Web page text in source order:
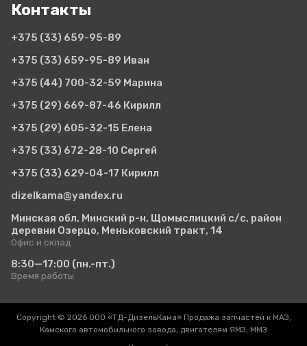
Контакты
+375 (33) 659-95-89
+375 (33) 659-95-89 Иван
+375 (44) 700-32-59 Марина
+375 (29) 669-87-46 Кирилл
+375 (29) 605-32-15 Елена
+375 (33) 672-28-10 Сергей
+375 (33) 629-04-17 Кирилл
dizelkama@yandex.ru
Минская обл, Минский р-н, Щомыслицкий с/с, район
деревни Озерцо, Меньковский тракт, 14
Офис и склад
8:30—17:00 (пн.-пт.)
Время работы
Copyright © 2026 ООО «ТД-ДизельКама» Продажа запчастей к МАЗ,
Камского автомобильного завода, двигателям ЯМЗ, ММЗ